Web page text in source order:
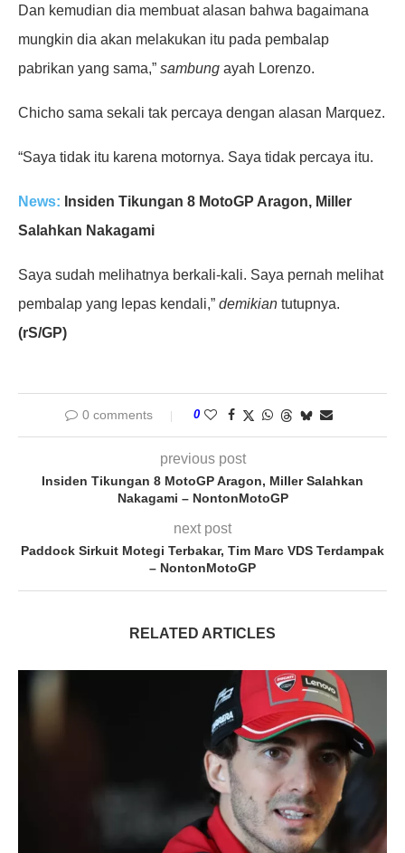
Dan kemudian dia membuat alasan bahwa bagaimana
mungkin dia akan melakukan itu pada pembalap
pabrikan yang sama,” sambung ayah Lorenzo.
Chicho sama sekali tak percaya dengan alasan Marquez.
“Saya tidak itu karena motornya. Saya tidak percaya itu.
News: Insiden Tikungan 8 MotoGP Aragon, Miller
Salahkan Nakagami
Saya sudah melihatnya berkali-kali. Saya pernah melihat
pembalap yang lepas kendali,” demikian tutupnya.
(rS/GP)
0 comments 0
previous post
Insiden Tikungan 8 MotoGP Aragon, Miller Salahkan
Nakagami – NontonMotoGP
next post
Paddock Sirkuit Motegi Terbakar, Tim Marc VDS Terdampak
– NontonMotoGP
RELATED ARTICLES